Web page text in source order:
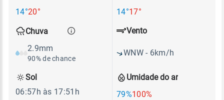
14°20°
14°17°
Chuva
2.9mm
90% de chance
Umidade do ar
79%100%
Vento
WNW - 6km/h
Sol
06:57h às 17:51h